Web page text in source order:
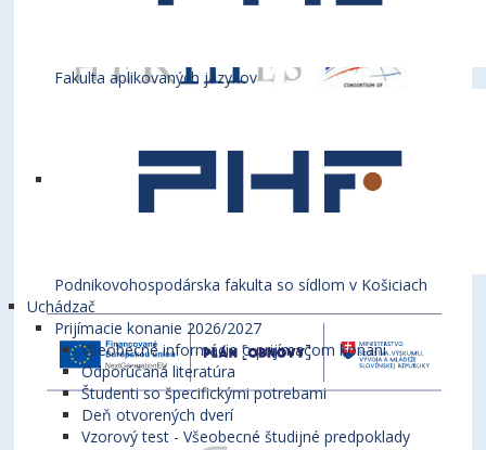
Fakulta aplikovaných jazykov
Podnikovohospodárska fakulta so sídlom v Košiciach
Uchádzač
Prijímacie konanie 2026/2027
Všeobecné informácie o prijímacom konaní
Odporúčaná literatúra
Študenti so špecifickými potrebami
Deň otvorených dverí
Vzorový test - Všeobecné študijné predpoklady